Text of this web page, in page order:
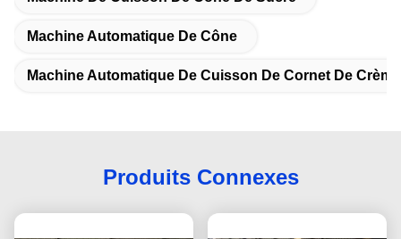
Machine Automatique De Cône
Machine Automatique De Cuisson De Cornet De
Produits Connexes